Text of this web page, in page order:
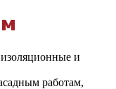
и
работам,